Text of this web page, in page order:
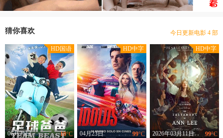
猜你喜欢
豆瓣优片库，万部电影在线选
今日更新电影 4 部
本站网址：www.gdhotels.org
豆瓣优片库，万部电影在线选
现已收录电影 31424 部
HD国语
10°C
06月26日
HD中字
99°C
04月23日
HD中字
99°C
2026年03月11日